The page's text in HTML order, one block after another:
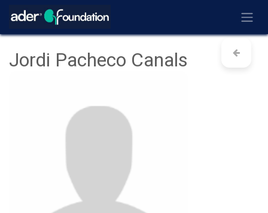
Ir al contenido
Jordi Pacheco Canals